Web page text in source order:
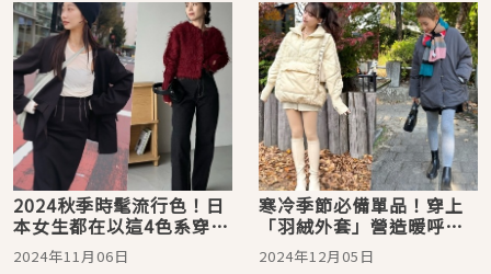
2024秋季時髦流行色！日
本女生都在以這4色系穿搭
搶眼的秋日氛圍
2024年11月06日
寒冷季節必備單品！穿上
「羽絨外套」營造暖呼呼
的日系穿搭魅力
2024年12月05日